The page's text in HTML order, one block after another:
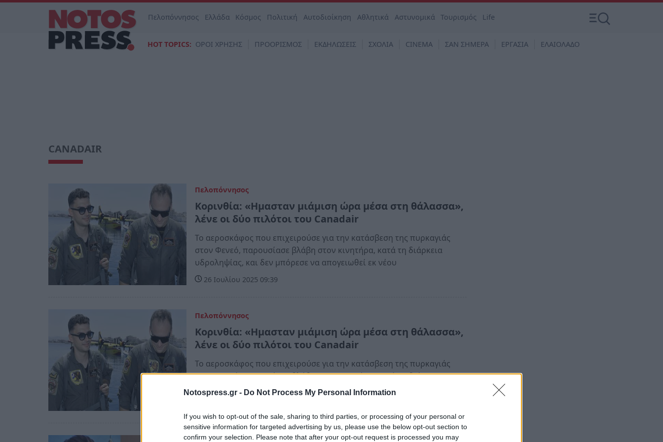
Notospress.gr - Do Not Process My Personal Information
If you wish to opt-out of the sale, sharing to third parties, or processing of your personal or
sensitive information for targeted advertising by us, please use the below opt-out section to
confirm your selection. Please note that after your opt-out request is processed you may
Πελοπόννησος Ελλάδα Κόσμος Πολιτική Αυτοδιοίκηση Αθλητικά Αστυνομικά Τουρισμός Life
HOT TOPICS: ΟΡΟΙ ΧΡΗΣΗΣ ΠΡΟΟΡΙΣΜΟΣ ΕΚΔΗΛΩΣΕΙΣ ΣΧΟΛΙΑ CINEMA ΣΑΝ ΣΗΜΕΡΑ ΕΡΓΑΣΙΑ ΕΛΑΙΟΛΑΔΟ
CANADAIR
Πελοπόννησος
Κορινθία: «Ημασταν μιάμιση ώρα μέσα στη θάλασσα»,
λένε οι δύο πιλότοι του Canadair
Το αεροσκάφος που επιχειρούσε για την κατάσβεση της πυρκαγιάς
στον Φενεό, παρουσίασε βλάβη στον κινητήρα, κατά τη διάρκεια
υδροληψίας, και δεν μπόρεσε να απογειωθεί εκ νέου
26 Ιουλίου 2025 09:39
Πελοπόννησος
Κορινθία: «Ημασταν μιάμιση ώρα μέσα στη θάλασσα»,
λένε οι δύο πιλότοι του Canadair
Το αεροσκάφος που επιχειρούσε για την κατάσβεση της πυρκαγιάς
στον Φενεό, παρουσίασε βλάβη στον κινητήρα, κατά τη διάρκεια
υδροληψίας, και δεν μπόρεσε να απογειωθεί εκ νέου